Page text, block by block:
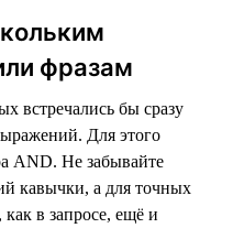
фразам
встречались бы сразу
Для этого
AND. Не забывайте
кавычки, а для точных
в запросе, ещё и